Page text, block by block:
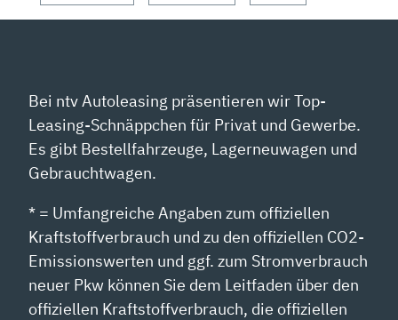
YOUTUBE
Bei ntv Autoleasing präsentieren wir Top-
Leasing-Schnäppchen für Privat und Gewerbe.
Es gibt Bestellfahrzeuge, Lagerneuwagen und
Gebrauchtwagen.
* = Umfangreiche Angaben zum offiziellen
Kraftstoffverbrauch und zu den offiziellen CO2-
Emissionswerten und ggf. zum Stromverbrauch
neuer Pkw können Sie dem Leitfaden über den
offiziellen Kraftstoffverbrauch, die offiziellen